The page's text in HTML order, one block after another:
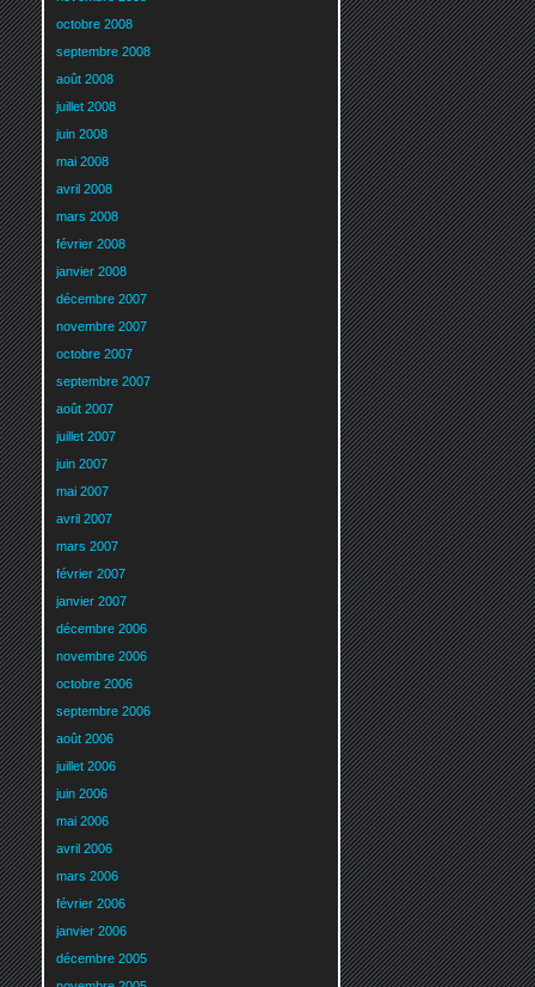
octobre 2008
septembre 2008
août 2008
juillet 2008
juin 2008
mai 2008
avril 2008
mars 2008
février 2008
janvier 2008
décembre 2007
novembre 2007
octobre 2007
septembre 2007
août 2007
juillet 2007
juin 2007
mai 2007
avril 2007
mars 2007
février 2007
janvier 2007
décembre 2006
novembre 2006
octobre 2006
septembre 2006
août 2006
juillet 2006
juin 2006
mai 2006
avril 2006
mars 2006
février 2006
janvier 2006
décembre 2005